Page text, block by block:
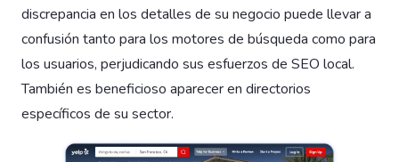
discrepancia en los detalles de su negocio puede llevar a
confusión tanto para los motores de búsqueda como para
los usuarios, perjudicando sus esfuerzos de SEO local.
También es beneficioso aparecer en directorios
específicos de su sector.